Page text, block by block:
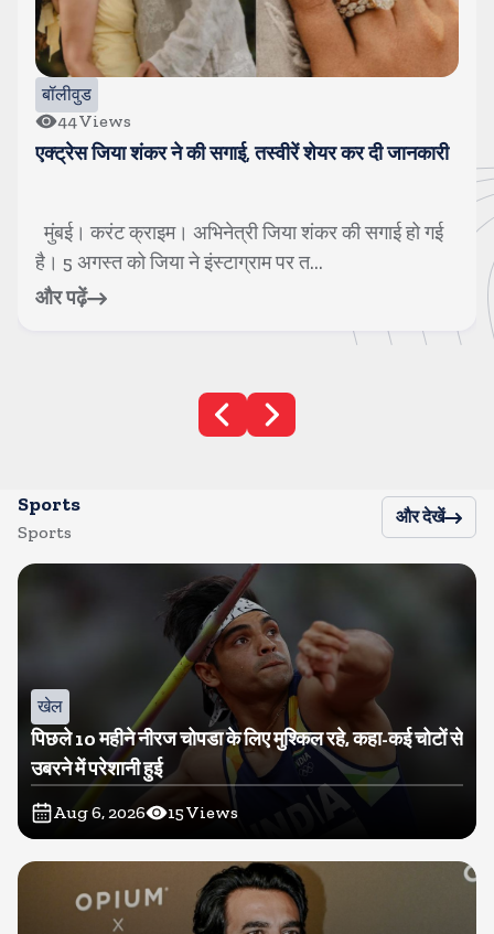
बॉलीवुड
40Views
श्रेया कालरा बनी लॉक अप-2 की वीनर, इनाम के तौर पर ट्रॉफी
मुंबई। करंट क्राइम। 40 दिनों तक चले बेहिसाब कलेश, तीखी
बहसों, बगावत, दोस्ती, दिल टूटने के लम्...
और पढ़ें
Sports
Sports
और देखें
खेल
पिछले 10 महीने नीरज चोपडा के लिए मुश्किल रहे, कहा-कई चोटों से
उबरने में परेशानी हुई
Aug 6, 2026 15Views